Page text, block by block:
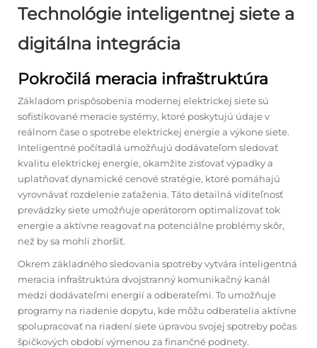
Technológie inteligentnej siete a
digitálna integrácia
Pokročilá meracia infraštruktúra
Základom prispôsobenia modernej elektrickej siete sú
sofistikované meracie systémy, ktoré poskytujú údaje v
reálnom čase o spotrebe elektrickej energie a výkone siete.
Inteligentné počítadlá umožňujú dodávateľom sledovať
kvalitu elektrickej energie, okamžite zisťovať výpadky a
uplatňovať dynamické cenové stratégie, ktoré pomáhajú
vyrovnávať rozdelenie zaťaženia. Táto detailná viditeľnosť
prevádzky siete umožňuje operátorom optimalizovať tok
energie a aktívne reagovať na potenciálne problémy skôr,
než by sa mohli zhoršiť.
Okrem základného sledovania spotreby vytvára inteligentná
meracia infraštruktúra dvojstranný komunikačný kanál
medzi dodávateľmi energií a odberateľmi. To umožňuje
programy na riadenie dopytu, kde môžu odberatelia aktívne
spolupracovať na riadení siete úpravou svojej spotreby počas
špičkových období výmenou za finančné podnety.